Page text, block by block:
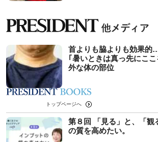
首よりも脇よりも効果的
｢暑いときは真っ先にこ
外な体の部位
トップページへ
第８回 「見る」と、「観
の質を高めたい。